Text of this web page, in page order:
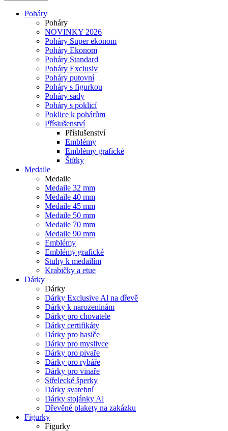
Poháry
Poháry
NOVINKY 2026
Poháry Super ekonom
Poháry Ekonom
Poháry Standard
Poháry Exclusiv
Poháry putovní
Poháry s figurkou
Poháry sady
Poháry s poklicí
Poklice k pohárům
Příslušenství
Příslušenství
Emblémy
Emblémy grafické
Štítky
Medaile
Medaile
Medaile 32 mm
Medaile 40 mm
Medaile 45 mm
Medaile 50 mm
Medaile 70 mm
Medaile 90 mm
Emblémy
Emblémy grafické
Stuhy k medailím
Krabičky a etue
Dárky
Dárky
Dárky Exclusive Al na dřevě
Dárky k narozeninám
Dárky pro chovatele
Dárky certifikáty
Dárky pro hasiče
Dárky pro myslivce
Dárky pro pivaře
Dárky pro rybáře
Dárky pro vinaře
Střelecké šperky
Dárky svatební
Dárky stojánky Al
Dřevěné plakety na zakázku
Figurky
Figurky